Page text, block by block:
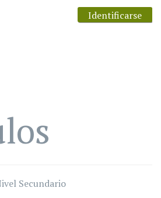
Identificarse
Secundario